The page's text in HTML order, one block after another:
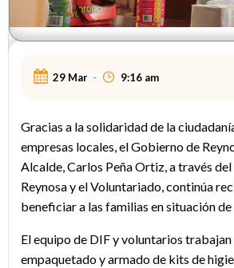
29 Mar - 9:16 am
Gracias a la solidaridad de la
empresas locales, el Gobierno de
Alcalde, Carlos Peña Ortiz, a través
Reynosa y el Voluntariado, continúa
beneficiar a las familias en situación
El equipo de DIF y voluntarios trabajan
empaquetado y armado de kits de